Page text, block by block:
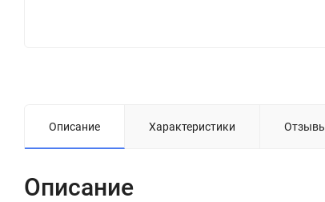
Описание Характеристики
Описание